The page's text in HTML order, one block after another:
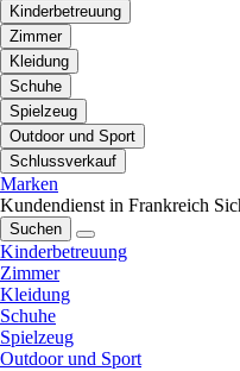
Kinderbetreuung
Zimmer
Kleidung
Schuhe
Spielzeug
Outdoor und Sport
Schlussverkauf
Marken
Kundendienst in Frankreich
Suchen
Kinderbetreuung
Zimmer
Kleidung
Schuhe
Spielzeug
Outdoor und Sport